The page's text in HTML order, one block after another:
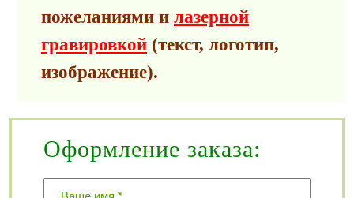
пожеланиями и лазерной
гравировкой (текст, логотип,
изображение).
Оформление заказа: